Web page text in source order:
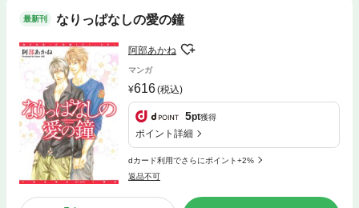
最新刊 なりっぱなしの愛の鐘
阿部あかね
マンガ
616(税込)
5pt獲得
ポイント詳細
dカード利用でさらにポイント+2%
返品不可